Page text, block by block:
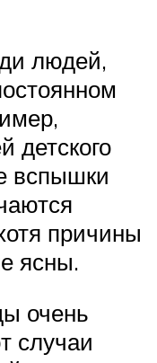
людей,
детского
вспышки
причины
ясны.
очень
случаи